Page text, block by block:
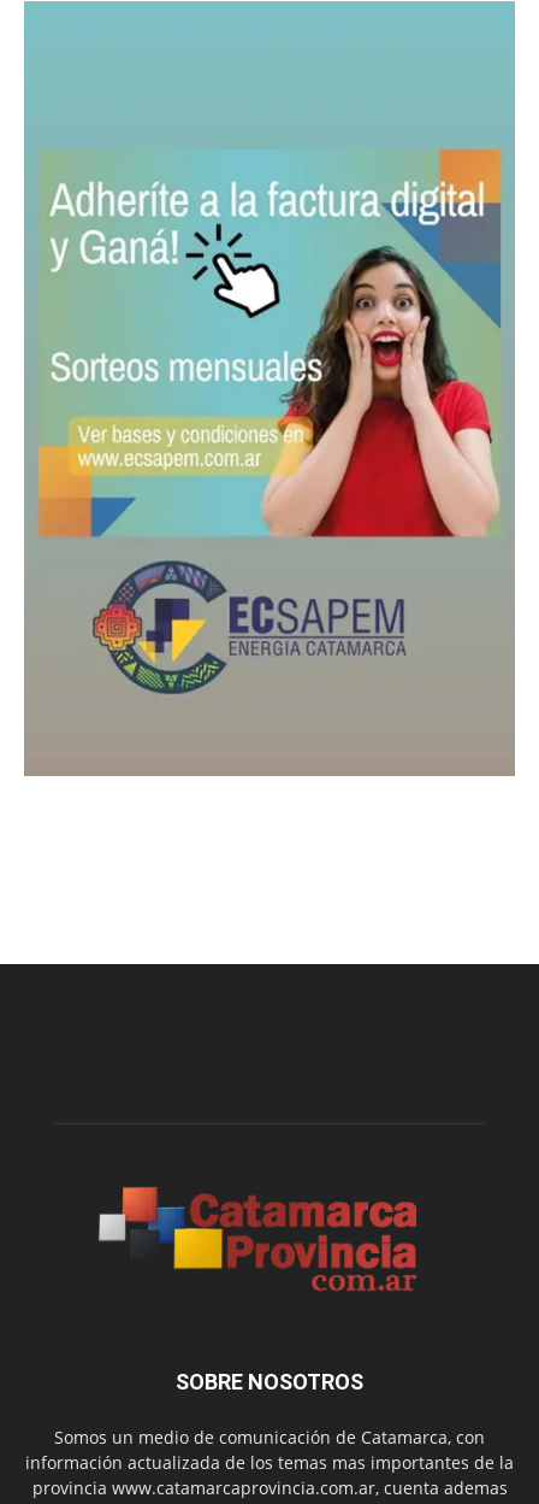
SOBRE NOSOTROS
Somos un medio de comunicación de Catamarca, con
información actualizada de los temas mas importantes de la
provincia www.catamarcaprovincia.com.ar, cuenta ademas